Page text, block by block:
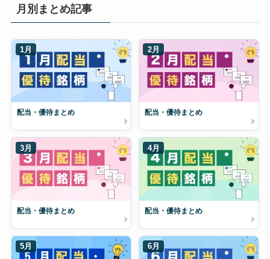
月別まとめ記事
1月
配当・優待まとめ
2月
配当・優待まとめ
3月
配当・優待まとめ
4月
配当・優待まとめ
5月 6月